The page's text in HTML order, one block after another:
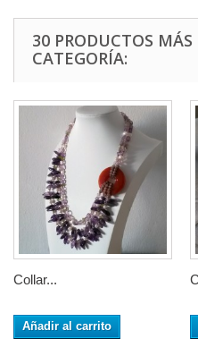
30 PRODUCTOS
CATEGORÍA:
Collar...
Añadir al carrito